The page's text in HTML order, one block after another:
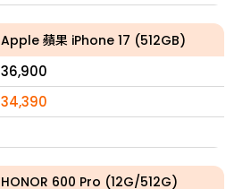
Apple 蘋果 iPhone 17 (512GB)
36,900
34,390
HONOR 600 Pro (12G/512G)